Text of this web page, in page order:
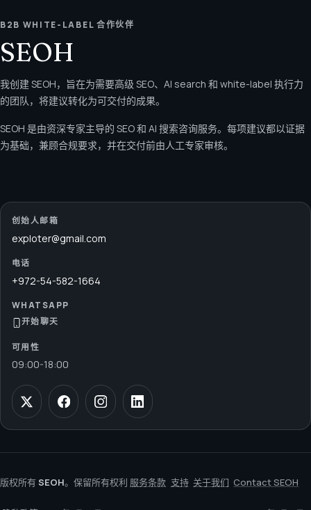
B2B WHITE-LABEL 合作伙伴
SEOH
我创建 SEOH，旨在为需要高级 SEO、AI search 和 white-label 执行力
的团队，将建议转化为可交付的成果。
SEOH 是由资深专家主导的 SEO 和 AI 搜索咨询服务。每项建议都以证据
为基础，兼顾合规要求，并在交付前由人工专家审核。
创始人邮箱
exploter@gmail.com
电话
+972-54-582-1664
WHATSAPP
开始聊天
可用性
09:00-18:00
版权所有SEOH。保留所有权利 服务条款 支持 关于我们 Contact SEOH